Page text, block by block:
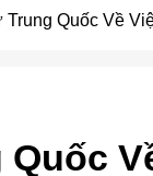
Quốc Về